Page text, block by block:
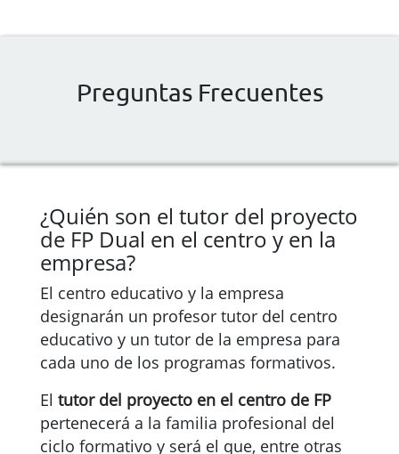
Preguntas Frecuentes
¿Quién son el tutor del proyecto
de FP Dual en el centro y en la
empresa?
El centro educativo y la empresa
designarán un profesor tutor del centro
educativo y un tutor de la empresa para
cada uno de los programas formativos.
El tutor del proyecto en el centro de FP
pertenecerá a la familia profesional del
ciclo formativo y será el que, entre otras